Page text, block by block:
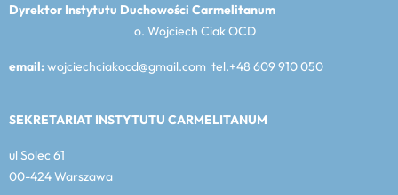
Dyrektor Instytutu Duchowości Carmelitanum
o. Wojciech Ciak OCD
email:wojciechciakocd@gmail.com tel.+48 609 910 050
SEKRETARIAT INSTYTUTU CARMELITANUM
ul Solec 61
00-424 Warszawa